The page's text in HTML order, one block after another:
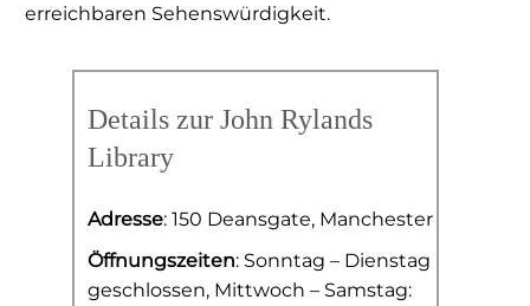
erreichbaren Sehenswürdigkeit.
Details zur John Rylands
Library
Adresse: 150 Deansgate, Manchester
Öffnungszeiten: Sonntag – Dienstag
geschlossen, Mittwoch – Samstag: